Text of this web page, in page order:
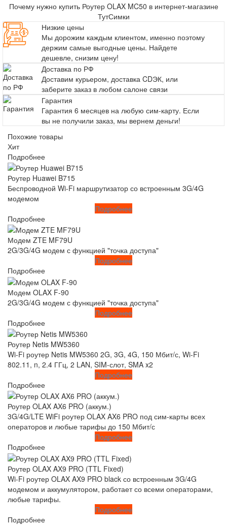
Почему нужно купить Роутер OLAX MC50 в интернет-магазине
ТутСимки
Низкие цены
Мы дорожим каждым клиентом, именно поэтому
держим самые выгодные цены. Найдете
дешевле, снизим цену!
Доставка по РФ
Доставим курьером, доставка CDЭК, или
заберите заказ в любом салоне связи
Гарантия
Гарантия 6 месяцев на любую сим-карту. Если
вы не получили заказ, мы вернем деньги!
Похожие товары
Хит
Подробнее
Роутер Huawei B715
Беспроводной Wi-Fi маршрутизатор со встроенным 3G/4G
модемом
Подробнее
Подробнее
Модем ZTE MF79U
2G/3G/4G модем с функцией "точка доступа"
Подробнее
Подробнее
Модем OLAX F-90
2G/3G/4G модем с функцией "точка доступа"
Подробнее
Подробнее
Роутер Netis MW5360
Wi-Fi роутер Netis MW5360 2G, 3G, 4G, 150 Мбит/с, Wi-Fi
802.11, n, 2.4 ГГц, 2 LAN, SIM-слот, SMA x2
Подробнее
Подробнее
Роутер OLAX AX6 PRO (аккум.)
3G/4G/LTE WiFi роутер OLAX AX6 PRO под сим-карты всех
операторов и любые тарифы до 150 Мбит/с
Подробнее
Подробнее
Роутер OLAX AX9 PRO (TTL Fixed)
Wi-Fi роутер OLAX AX9 PRO black со встроенным 3G/4G
модемом и аккумулятором, работает со всеми операторами,
любые тарифы.
Подробнее
Подробнее